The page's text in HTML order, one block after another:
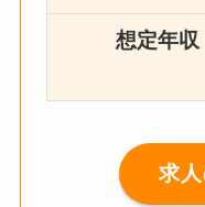
想定年収
求